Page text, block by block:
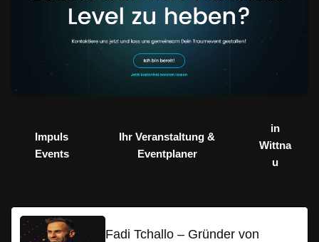
Impuls
Events
Ihr Veranstaltung &
Eventplaner
in
Wittna
u
Fadi Tchallo – Gründer von